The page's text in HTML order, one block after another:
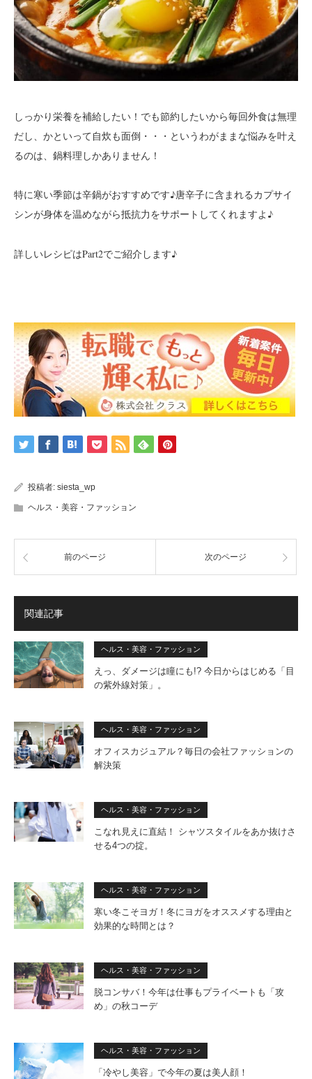
しっかり栄養を補給したい！でも節約したいから毎回外食は無理
だし、かといって自炊も面倒・・・というわがままな悩みを叶え
るのは、鍋料理しかありません！
特に寒い季節は辛鍋がおすすめです♪唐辛子に含まれるカプサイ
シンが身体を温めながら抵抗力をサポート してくれますよ♪
詳しいレシピはPart2でご紹介します♪
投稿者: siesta_wp
ヘルス・美容・ファッション
前のページ 次のページ
関連記事
ヘルス・美容・ファッション
えっ、ダメージは瞳にも!? 今日からはじめる「目
の紫外線対策」。
ヘルス・美容・ファッション
オフィスカジュアル？毎日の会社ファッションの
解決策
ヘルス・美容・ファッション
こなれ見えに直結！ シャツスタイルをあか抜けさ
せる4つの掟。
ヘルス・美容・ファッション
寒い冬こそヨガ！冬にヨガをオススメする理由と
効果的な時間とは？
ヘルス・美容・ファッション
脱コンサバ！今年は仕事もプライベートも「攻
め」の秋コーデ
ヘルス・美容・ファッション
「冷やし美容」で今年の夏は美人顔！